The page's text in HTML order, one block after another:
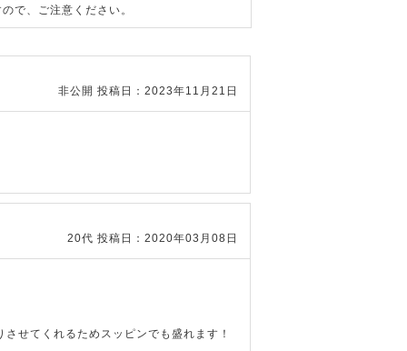
で、ご注意ください。
非公開 投稿日：2023年11月21日
20代 投稿日：2020年03月08日
せてくれるためスッピンでも盛れます！